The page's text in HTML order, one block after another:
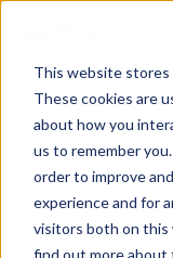
This website stores
These cookies are
about how you
us to remember
order to improve
experience and for
visitors both on this
find out more about